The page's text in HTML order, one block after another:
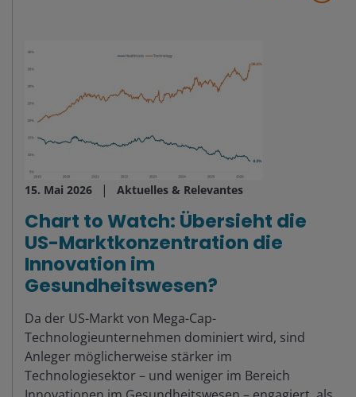
15. Mai 2026 Aktuelles & Relevantes
Chart to Watch: Übersieht die
US-Marktkonzentration die
Innovation im
Gesundheitswesen?
Da der US-Markt von Mega-Cap-
Technologieunternehmen dominiert wird, sind
Anleger möglicherweise stärker im
Technologiesektor – und weniger im Bereich